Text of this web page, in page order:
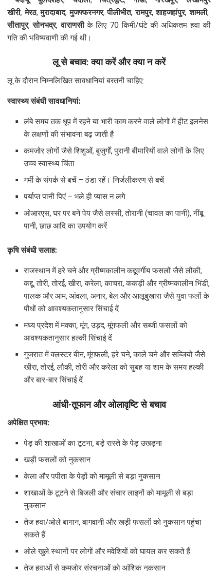
खीरी,मेरठ,मुरादाबाद,मुजफ्फरनगर,पीलीभीत,रामपुर,शाहजहांपुर,शामली,
सीतापुर,सोनभद्र,वाराणसीके लिए 70 किमी/घंटे की अधिकतम हवा की
गति की भविष्यवाणी की गई थी।
लू से बचाव: क्या करें और क्या न करें
लू के दौरान निम्नलिखित सावधानियां बरतनी चाहिए:
स्वास्थ्य संबंधी सावधानियां:
लंबे समय तक धूप में रहने या भारी काम करने वाले लोगों में हीट इलनेस
के लक्षणों की संभावना बढ़ जाती है
कमजोर लोगों जैसे शिशुओं, बुजुर्गों, पुरानी बीमारियों वाले लोगों के लिए
उच्च स्वास्थ्य चिंता
गर्मी के संपर्क से बचें – ठंडा रहें। निर्जलीकरण से बचें
पर्याप्त पानी पिएं – भले ही प्यास न लगे
ओआरएस, घर पर बने पेय जैसे लस्सी, तोरानी (चावल का पानी), नींबू
पानी, छाछ आदि का उपयोग करें
कृषि संबंधी सलाह:
राजस्थान में हरे चने और ग्रीष्मकालीन कद्दूवर्गीय फसलों जैसे लौकी,
कद्दू, तोरी, तोरई, खीरा, करेला, काचरा, ककड़ी और ग्रीष्मकालीन भिंडी,
पालक और आम, आंवला, अनार, बेल और आलूबुखारा जैसे युवा फलों के
पौधों को आवश्यकतानुसार सिंचाई दें
मध्य प्रदेश में मक्का, मूंग, उड़द, मूंगफली और सब्जी फसलों को
आवश्यकतानुसार हल्की सिंचाई दें
गुजरात में क्लस्टर बीन, मूंगफली, हरे चने, काले चने और सब्जियों जैसे
खीरा, तोरई, लौकी, तोरी और करेला को सुबह या शाम के समय हल्की
और बार-बार सिंचाई दें
आंधी-तूफान और ओलावृष्टि से बचाव
अपेक्षित प्रभाव:
पेड़ की शाखाओं का टूटना, बड़े रास्ते के पेड़ उखड़ना
खड़ी फसलों को नुकसान
केला और पपीता के पेड़ों को मामूली से बड़ा नुकसान
शाखाओं के टूटने से बिजली और संचार लाइनों को मामूली से बड़ा
नुकसान
तेज हवा/ओले बागान, बागवानी और खड़ी फसलों को नुकसान पहुंचा
सकते हैं
ओले खुले स्थानों पर लोगों और मवेशियों को घायल कर सकते हैं
तेज हवाओं से कमजोर संरचनाओं को आंशिक नुकसान